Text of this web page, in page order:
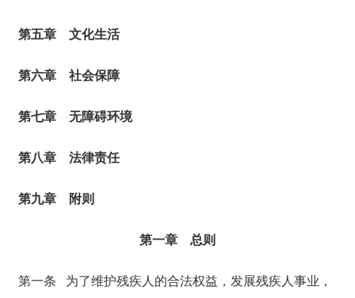
第五章 文化生活
第六章 社会保障
第七章 无障碍环境
第八章 法律责任
第九章 附则
第一章 总则
第一条 为了维护残疾人的合法权益，发展残疾人事业，